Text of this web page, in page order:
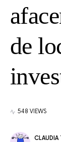
de
548 VIEWS
CLAUDIA